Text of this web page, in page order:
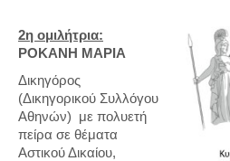
2η ομιλήτρια:
ΡΟΚΑΝΗ ΜΑΡΙΑ
Δικηγόρος
(Δικηγορικού Συλλόγου
Αθηνών) με πολυετή
πείρα σε θέματα
Αστικού Δικαίου,